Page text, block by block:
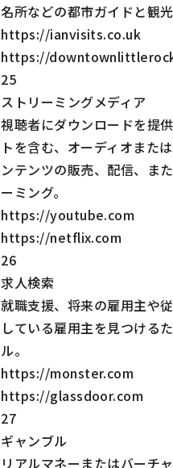
名所などの都市ガイドと観
https://ianvisits.co.uk
https://
25
ストリーミングメディア
視聴者にダウンロードを提
トを含む、オーディオまた
ンテンツの販売、配信、ま
ーミング。
https://youtube.com
https://netflix.com
26
求人検索
就職支援、将来の雇用主や
している雇用主を見つける
ル。
https://monster.com
https://glassdoor.com
27
ギャンブル
リアルマネーまたはバーチ